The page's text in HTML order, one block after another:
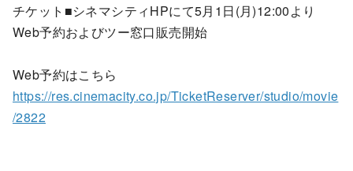
チケット■シネマシティHPにて5月1日(月)12:00より
Web予約およびツー窓口販売開始
Web予約はこちら
https://res.cinemacity.co.jp/TicketReserver/studio/movie
/2822